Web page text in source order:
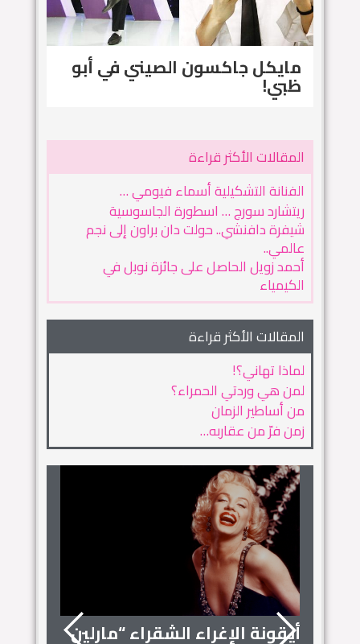
مايكل جاكسون الصيني في أبو
ظبي!
المقالات الأكثر قراءة
الفنانة التشكيلية أسماء فيومي …
ريتشارد سورج … اسطورة الجاسوسية
شيفرة دافنشي.. حولت دان براون إلى نجم
عالمي..
أحمد زويل الحاصل على جائزة نوبل في
الكيمياء
المقالات الأكثر قراءة
لماذا تهاني؟!
لمن هي وردتي الحمراء؟
من أساطير الزمان
زمن فرّ من عقاربه…
أيقونة الإغراء الشقراء “مارلين